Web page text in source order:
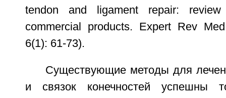
tendon and ligament repair:
commercial products. Expert Rev
6(1): 61-73).
Существующие методы для
и связок конечностей успешны